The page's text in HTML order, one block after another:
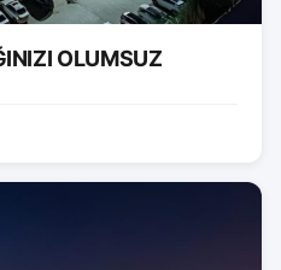
OLUMSUZ